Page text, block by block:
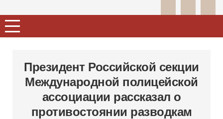
Президент Российской секции
Международной полицейской
ассоциации рассказал о
противостоянии разводкам